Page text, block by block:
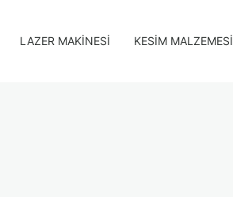
LAZER MAKINESI KESIM MALZEMESI